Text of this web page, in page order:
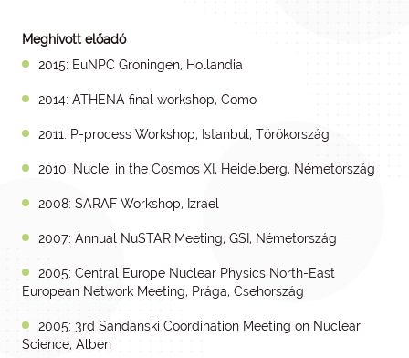
Meghívott előadó
2015: EuNPC Groningen, Hollandia
2014: ATHENA final workshop, Como
2011: P-process Workshop, Istanbul, Törökország
2010: Nuclei in the Cosmos XI, Heidelberg, Németország
2008: SARAF Workshop, Izrael
2007: Annual NuSTAR Meeting, GSI, Németország
2005: Central Europe Nuclear Physics North-East
European Network Meeting, Prága, Csehország
2005: 3rd Sandanski Coordination Meeting on Nuclear
Science, Alben